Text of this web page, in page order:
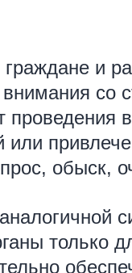
и
со
проведения
обыск,
только